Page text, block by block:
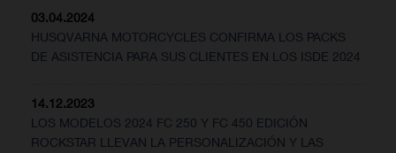
03.04.2024
HUSQVARNA MOTORCYCLES CONFIRMA LOS PACKS
DE ASISTENCIA PARA SUS CLIENTES EN LOS ISDE 2024
14.12.2023
LOS MODELOS 2024 FC 250 Y FC 450 EDICIÓN
ROCKSTAR LLEVAN LA PERSONALIZACIÓN Y LAS